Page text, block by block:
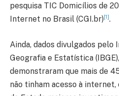
pesquisa TIC Domicílios de
Internet no Brasil (CGI.br)[1].
Ainda, dados divulgados
Geografia e Estatística
demonstraram que mais de
não tinham acesso à